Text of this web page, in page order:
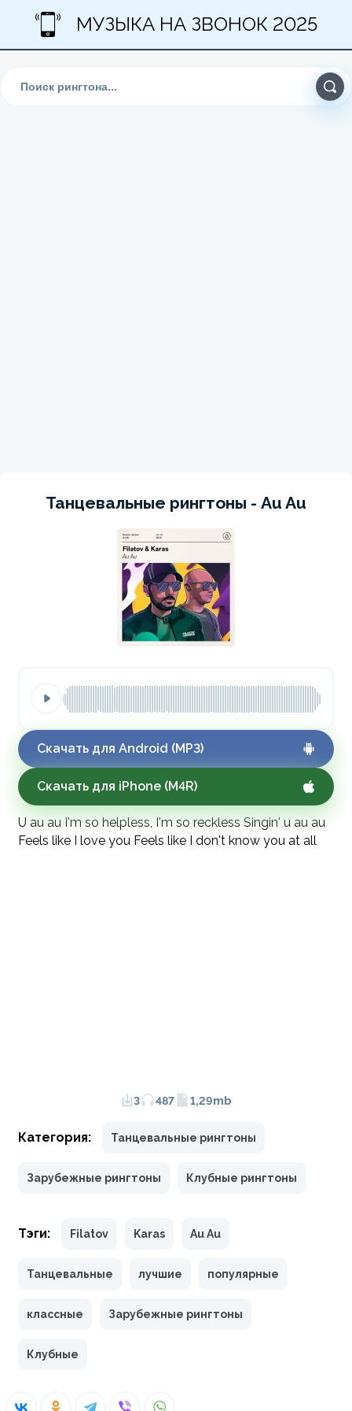
МУЗЫКА НА ЗВОНОК 2025
Танцевальные рингтоны - Au Au
Скачать для Android (MP3)
Скачать для iPhone (M4R)
U au au I'm so helpless, I'm so reckless Singin' u au au
Feels like I love you Feels like I don't know you at all
3 487 1,29mb
Категория: Танцевальные рингтоны
Зарубежные рингтоны Клубные рингтоны
Тэги: Filatov Karas Au Au
Танцевальные лучшие популярные
классные Зарубежные рингтоны
Клубные